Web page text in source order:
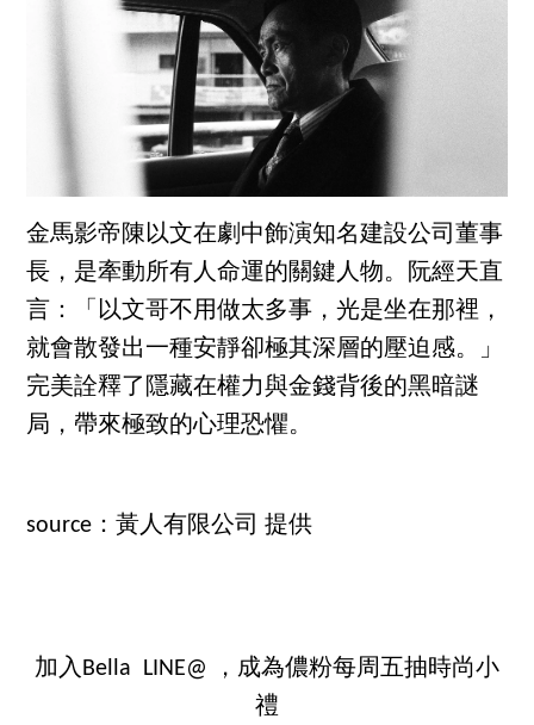
金馬影帝陳以文在劇中飾演知名建設公司董事
長，是牽動所有人命運的關鍵人物。阮經天直
言：「以文哥不用做太多事，光是坐在那裡，
就會散發出一種安靜卻極其深層的壓迫感。」
完美詮釋了隱藏在權力與金錢背後的黑暗謎
局，帶來極致的心理恐懼。
source：黃人有限公司 提供
加入Bella LINE@ ，成為儂粉每周五抽時尚小
禮